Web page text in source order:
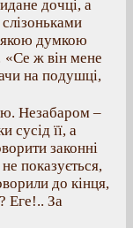
дочці, а
якою думкою
«Се ж він мене
на подушці,
Незабаром –
сусід її, а
законні
показується,
до кінця,
Еге!.. За